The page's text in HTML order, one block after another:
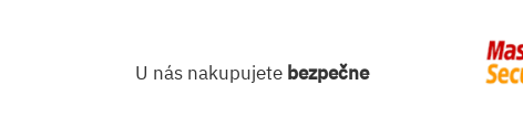
U nás nakupujete bezpečne